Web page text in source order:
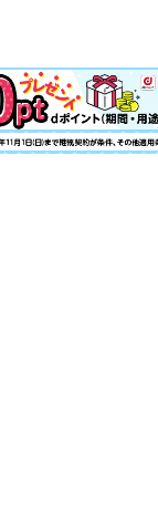
解決！カーライフ個
会社・藤堂高明社
で取締役が女性にセ